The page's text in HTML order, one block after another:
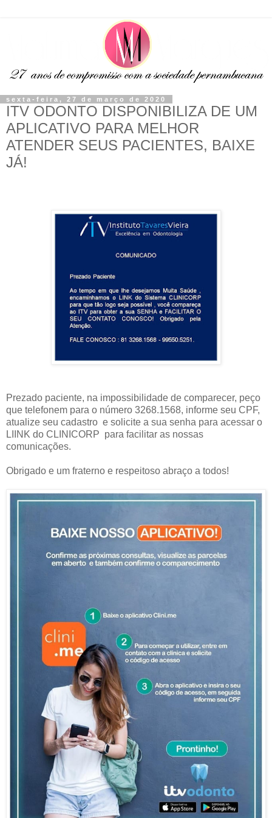
sexta-feira, 27 de março de 2020
ITV ODONTO DISPONIBILIZA DE UM
APLICATIVO PARA MELHOR
ATENDER SEUS PACIENTES, BAIXE
JÁ!
Prezado paciente, na impossibilidade de comparecer, peço
que telefonem para o número 3268.1568, informe seu CPF,
atualize seu cadastro e solicite a sua senha para acessar o
LIINK do CLINICORP para facilitar as nossas
comunicações.
Obrigado e um fraterno e respeitoso abraço a todos!